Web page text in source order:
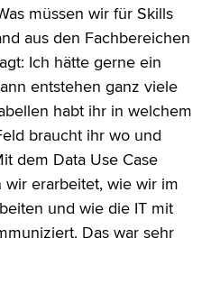
müssen wir für Skills
aus den Fachbereichen
Ich hätte gerne ein
entstehen ganz viele
habt ihr in welchem
braucht ihr wo und
dem Data Use Case
wir erarbeitet, wie wir im
und wie die IT mit
Das war sehr